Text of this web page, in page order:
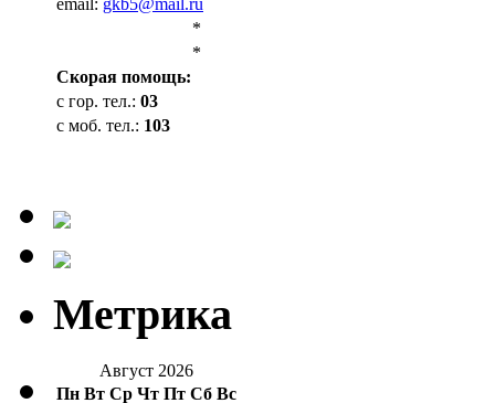
*
*
Cкорая помощь:
с гор. тел.: 03
с моб. тел.: 103
Метрика
Август 2026
Пн Вт Ср Чт Пт Сб Вс